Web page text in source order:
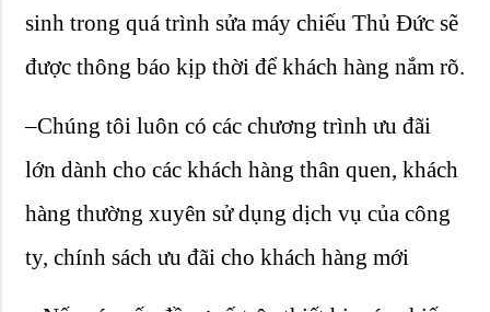
sinh trong quá trình sửa máy chiếu Thủ Đức sẽ
được thông báo kịp thời để khách hàng nắm rõ.
–Chúng tôi luôn có các chương trình ưu đãi
lớn dành cho các khách hàng thân quen, khách
hàng thường xuyên sử dụng dịch vụ của công
ty, chính sách ưu đãi cho khách hàng mới